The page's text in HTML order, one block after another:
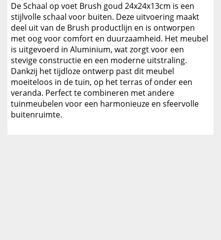
De Schaal op voet Brush goud 24x24x13cm is een
stijlvolle schaal voor buiten. Deze uitvoering maakt
deel uit van de Brush productlijn en is ontworpen
met oog voor comfort en duurzaamheid. Het meubel
is uitgevoerd in Aluminium, wat zorgt voor een
stevige constructie en een moderne uitstraling.
Dankzij het tijdloze ontwerp past dit meubel
moeiteloos in de tuin, op het terras of onder een
veranda. Perfect te combineren met andere
tuinmeubelen voor een harmonieuze en sfeervolle
buitenruimte.